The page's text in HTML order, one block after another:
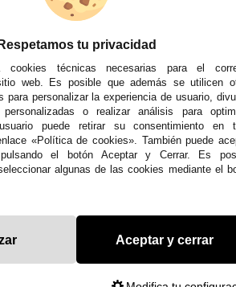
Disfraces Romanos, Egipcios y
Puedo darme de baja cuando quiera según lo
y de 17 a 20h
· Quiénes somos
Respetamos tu privacidad
cookies técnicas necesarias para el
web. Es posible que además se utilicen
para personalizar la experiencia de usuario,
o realizar análisis para
puede retirar su consentimiento en
«Política de cookies». También puede
el botón Aceptar y Cerrar. Es
algunas de las cookies mediante el
Aceptar y cerrar